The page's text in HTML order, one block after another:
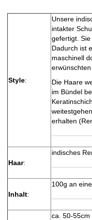
Style:
Unsere
intakter
gefertigt. Sie
Dadurch ist
maschinell
Die Haare
im Bündel
erhalten
Haar:
indisches
Inhalt:
100g an
ca. 50-55cm